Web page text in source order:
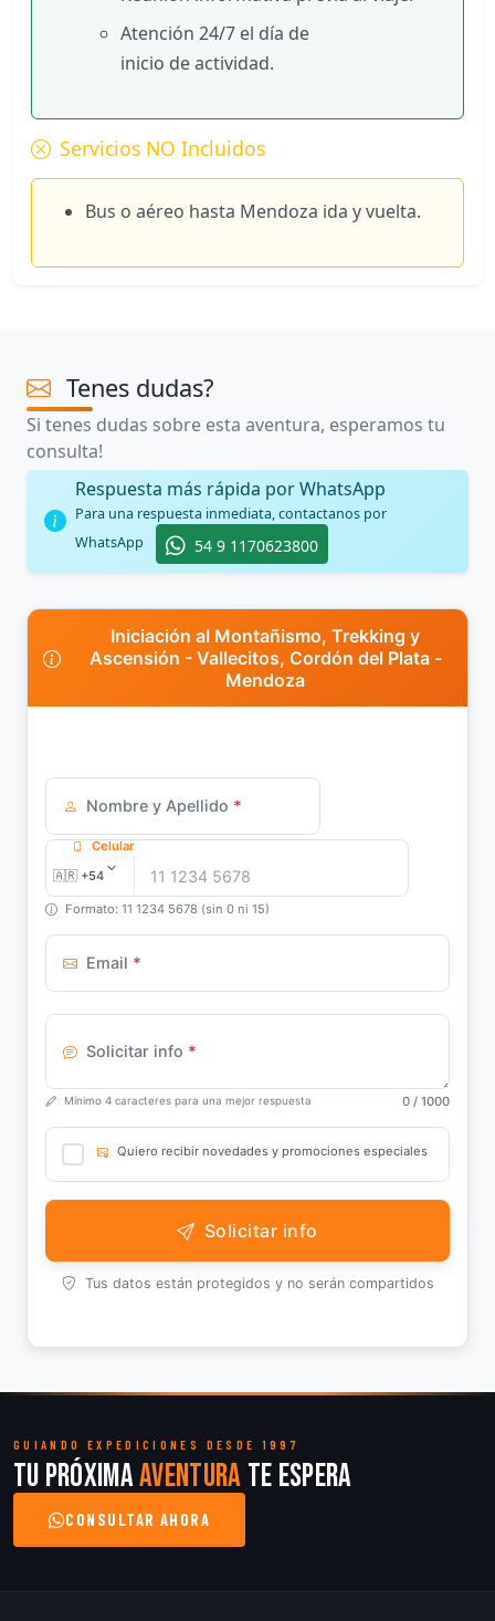
Atención 24/7 el día de
inicio de actividad.
Servicios NO Incluidos
Bus o aéreo hasta Mendoza ida y vuelta.
Tenes dudas?
Si tenes dudas sobre esta aventura, esperamos tu
consulta!
Respuesta más rápida por WhatsApp
Para una respuesta inmediata, contactanos por
WhatsApp
54 9 1170623800
Iniciación al Montañismo, Trekking y
Ascensión - Vallecitos, Cordón del Plata -
Mendoza
Nombre y Apellido *
Celular
Formato: 11 1234 5678 (sin 0 ni 15)
Email *
Solicitar info *
Mínimo 4 caracteres para una mejor respuesta 0 / 1000
Quiero recibir novedades y promociones especiales
Solicitar info
Tus datos están protegidos y no serán compartidos
GUIANDO EXPEDICIONES DESDE 1997
Tu próximaaventura te espera
CONSULTAR AHORA